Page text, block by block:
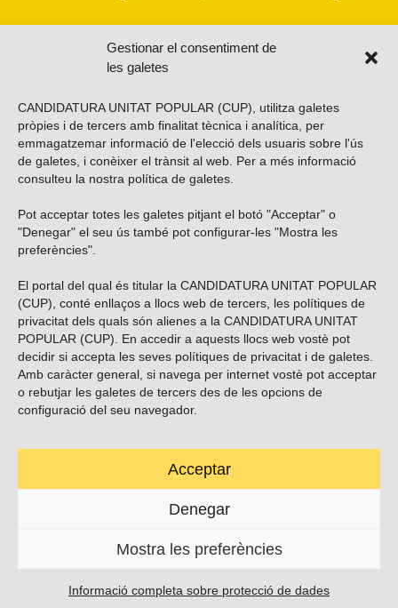
Gestionar el consentiment de
les galetes
CANDIDATURA UNITAT POPULAR (CUP), utilitza galetes
pròpies i de tercers amb finalitat tècnica i analítica, per
emmagatzemar informació de l'elecció dels usuaris sobre l'ús
de galetes, i conèixer el trànsit al web. Per a més informació
consulteu la nostra política de galetes
Pot acceptar totes les galetes pitjant el botó "Acceptar" o
"Denegar" el seu ús també pot configurar-les "Mostra les
preferències".
El portal del qual és titular la CANDIDATURA UNITAT POPULAR
(CUP), conté enllaços a llocs web de tercers, les polítiques de
privacitat dels quals són alienes a la CANDIDATURA UNITAT
POPULAR (CUP). En accedir a aquests llocs web vostè pot
decidir si accepta les seves polítiques de privacitat i de galetes.
Amb caràcter general, si navega per internet vostè pot acceptar
o rebutjar les galetes de tercers des de les opcions de
configuració del seu navegador.
Acceptar
Denegar
Mostra les preferències
Informació completa sobre protecció de dades
Vols subscriure’t al nostre butlletí?
ENVIAR
Troba’ns a les xarxes socials
Carrer Casp 180 (baixos), Barcelona.
contacte@cup.cat